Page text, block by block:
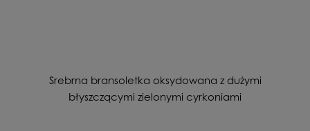
Srebrna bransoletka oksydowana z dużymi
błyszczącymi zielonymi cyrkoniami